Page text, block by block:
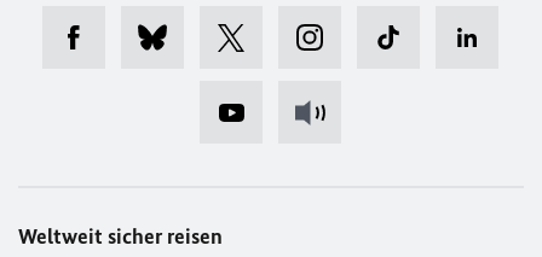
Weltweit sicher reisen